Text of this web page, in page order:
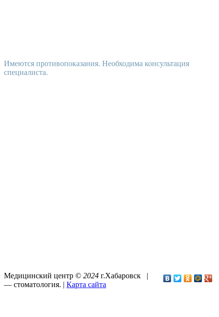
Имеются противопоказания. Необходима консультация
специалиста.
Медицинский центр © 2024 г.Хабаровск |
— стоматология. | Карта сайта